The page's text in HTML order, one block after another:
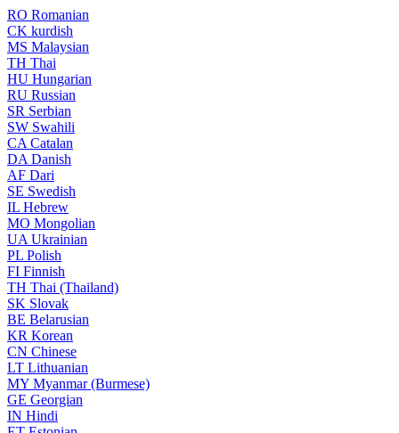
RO Romanian
CK kurdish
MS Malaysian
TH Thai
HU Hungarian
RU Russian
SR Serbian
SW Swahili
CA Catalan
DA Danish
AF Dari
SE Swedish
IL Hebrew
MO Mongolian
UA Ukrainian
PL Polish
FI Finnish
TH Thai (Thailand)
SK Slovak
BE Belarusian
KR Korean
CN Chinese
LT Lithuanian
MY Myanmar (Burmese)
GE Georgian
IN Hindi